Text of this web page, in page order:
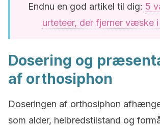
Endnu en god artikel til dig: 5
urteteer, der fjerner væske
Dosering og
af orthosiphon
Doseringen af orthosiphon
som alder, helbredstilstand og